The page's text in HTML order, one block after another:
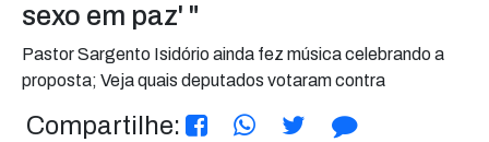
sexo em paz' "
Pastor Sargento Isidório ainda fez música celebrando a
proposta; Veja quais deputados votaram contra
Compartilhe: